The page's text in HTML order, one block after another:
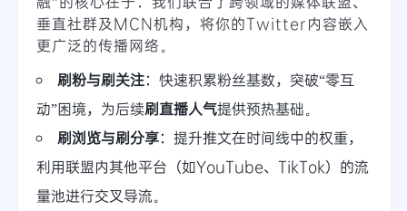
垂直社群及MCN机构，将你的Twitter内容嵌入
更广泛的传播网络。
刷粉与刷关注：快速积累粉丝基数，突破“零互
动”困境，为后续刷直播人气提供预热基础。
刷浏览与刷分享：提升推文在时间线中的权重，
利用联盟内其他平台（如YouTube、TikTok）的流
量池进行交叉导流。